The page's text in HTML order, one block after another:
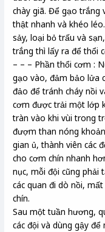
chày giã. Để gạo trắng
thật nhanh và khéo
sảy, loại bỏ trấu và
trắng thì lấy ra để thổi
– – – Phần thổi cơm :
gạo vào, đảm bảo lửa
đảo để tránh cháy nồi
cơm được trải một lớp
tràn vào khi vùi trong
đượm than nóng
gian ủ, thành viên các
cho cơm chín nhanh
nục, mỗi đội cũng phải
các quan đi dò nồi,
chín.
Sau một tuần hương,
các đội và dùng gậy